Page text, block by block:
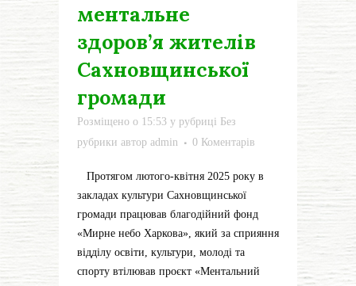
ментальне
здоров’я жителів
Сахновщинської
громади
Розміщено о 15:53 у рубриці Без
рубрики автор admin 0 Коментарів
Протягом лютого-квітня 2025 року в
закладах культури Сахновщинської
громади працював благодійний фонд
«Мирне небо Харкова», який за сприяння
відділу освіти, культури, молоді та
спорту втілював проєкт «Ментальний